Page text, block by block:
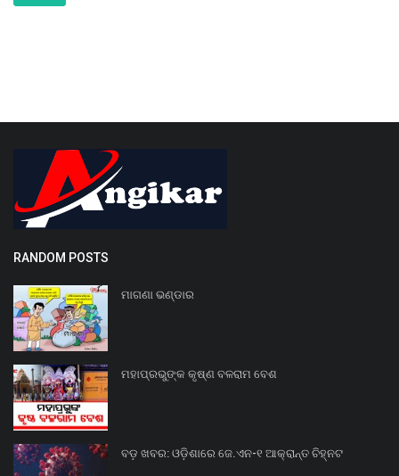
RANDOM POSTS
ମାଗଣା ଭଣ୍ଡାର
ମହାପ୍ରଭୁଙ୍କ କୃଷ୍ଣ ବଳରାମ ବେଶ
ବଡ଼ ଖବର: ଓଡ଼ିଶାରେ ଜେ.ଏନ-୧ ଆକ୍ରାନ୍ତ ଚିହ୍ନଟ